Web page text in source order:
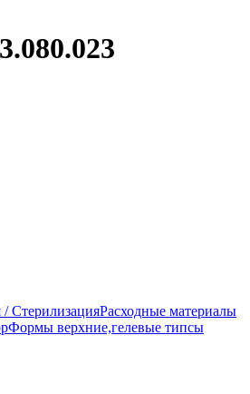
СтерилизацияРасходные материалы
Формы верхние,гелевые типсы